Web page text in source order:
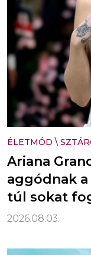
ÉLETMÓD \
Ariana
aggódnak
túl sokat
2026.08.03.